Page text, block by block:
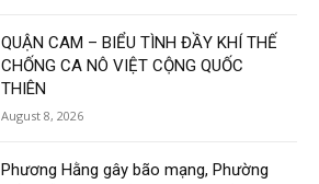
QUẬN CAM – BIỂU TÌNH ĐẦY KHÍ THẾ
CHỐNG CA NÔ VIỆT CỘNG QUỐC
THIÊN
August 8, 2026
Phương Hằng gây bão mạng, Phường